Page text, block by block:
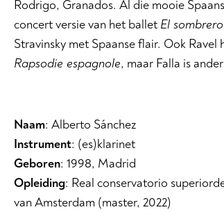
Rodrigo, Granados. Al die mooie
concert versie van het ballet El
Stravinsky met Spaanse flair. Ook Ravel
Rapsodie espagnole, maar Falla is
Naam: Alberto Sánchez
Instrument: (es)klarinet
Geboren: 1998, Madrid
Opleiding: Real conservatorio superior
van Amsterdam (master, 2022)